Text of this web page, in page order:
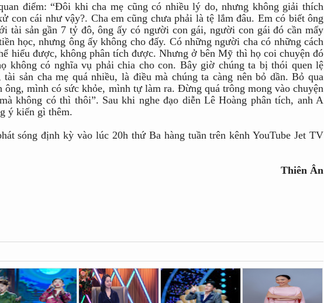
điểm: “Đôi khi cha mẹ cũng có nhiều lý do, nhưng không giải thích
con cái như vậy?. Cha em cũng chưa phải là tệ lắm đâu. Em có biết ông
tài sản gần 7 tỷ đô, ông ấy có người con gái, người con gái đó cần mấy
học, nhưng ông ấy không cho đấy. Có những người cha có những cách
hiểu được, không phân tích được. Nhưng ở bên Mỹ thì họ coi chuyện đó
không có nghĩa vụ phải chia cho con. Bây giờ chúng ta bị thói quen lệ
sản cha mẹ quá nhiều, là điều mà chúng ta càng nên bỏ dần. Bỏ qua
ông, mình có sức khỏe, mình tự làm ra. Đừng quá trông mong vào chuyện
không có thì thôi”. Sau khi nghe đạo diễn Lê Hoàng phân tích, anh A
ý kiến gì thêm.
sóng định kỳ vào lúc 20h thứ Ba hàng tuần trên kênh YouTube Jet TV
Thiên Ân